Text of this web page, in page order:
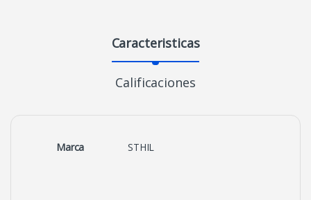
Caracteristicas
Calificaciones
Marca STHIL